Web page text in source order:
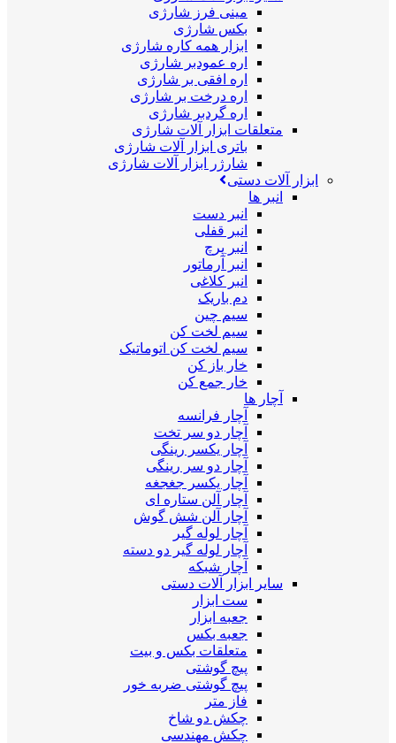
مینی فرز شارژی
بکس شارژی
ابزار همه کاره شارژی
اره عمودبر شارژی
اره افقی بر شارژی
اره درخت بر شارژی
اره گردبر شارژی
متعلقات ابزار آلات شارژی
باتری ابزار آلات شارژی
شارژر ابزار آلات شارژی
ابزار آلات دستی
انبر ها
انبر دست
انبر قفلی
انبر پرچ
انبر آرماتور
انبر کلاغی
دم باریک
سیم چین
سیم لخت کن
سیم لخت کن اتوماتیک
خار باز کن
خار جمع کن
آچار ها
آچار فرانسه
آچار دو سر تخت
آچار یکسر رینگی
آچار دو سر رینگی
آچار یکسر جغجغه
آچار آلن ستاره ای
آچار آلن شش گوش
آچار لوله گیر
آچار لوله گیر دو دسته
آچار شبکه
سایر ابزار آلات دستی
ست ابزار
جعبه ابزار
جعبه بکس
متعلقات بکس و بیت
پیچ گوشتی
پیچ گوشتی ضربه خور
فاز متر
چکش دو شاخ
چکش مهندسی